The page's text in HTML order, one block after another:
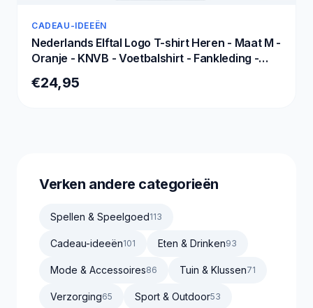
CADEAU-IDEEËN
Nederlands Elftal Logo T-shirt Heren - Maat M -
Oranje - KNVB - Voetbalshirt - Fankleding -
€24,95
Verken andere categorieën
Spellen & Speelgoed113
Cadeau-ideeën101 Eten & Drinken93
Mode & Accessoires86 Tuin & Klussen71
Verzorging65 Sport & Outdoor53